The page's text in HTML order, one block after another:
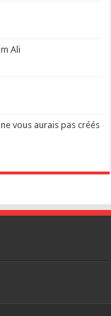
Ali
vous aurais pas créés